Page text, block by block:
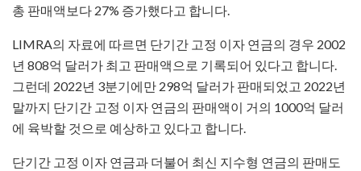
총 판매액보다 27% 증가했다고 합니다.
LIMRA의 자료에 따르면 단기간 고정 이자 연금의 경우 2002
년 808억 달러가 최고 판매액으로 기록되어 있다고 합니다.
그런데 2022년 3분기에만 298억 달러가 판매되었고 2022년
말까지 단기간 고정 이자 연금의 판매액이 거의 1000억 달러
에 육박할 것으로 예상하고 있다고 합니다.
단기간 고정 이자 연금과 더불어 최신 지수형 연금의 판매도